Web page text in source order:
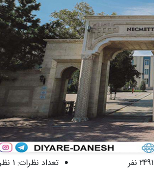
2491 نفر تعداد نظرات: 1 نظر